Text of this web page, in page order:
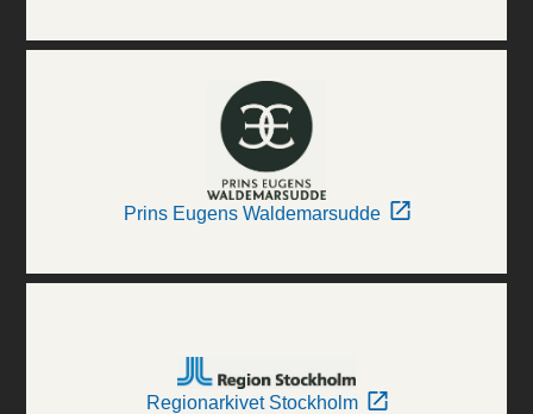
Prins Eugens Waldemarsudde
Regionarkivet Stockholm